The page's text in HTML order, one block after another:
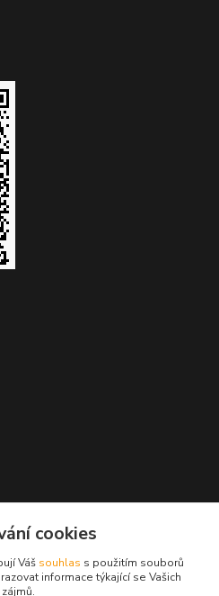
376cookies
Váš souhlas s použitím souborů
informace týkající se Vašich
zájmů.